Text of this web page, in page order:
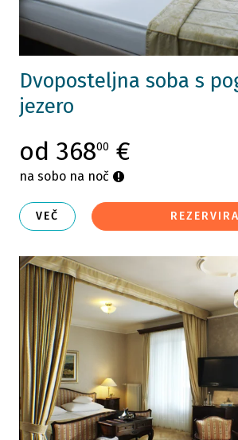
Dvoposteljna soba s
jezero
od 36800 €
na sobo na noč
VEČ